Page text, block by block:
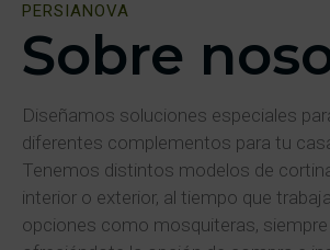
PERSIANOVA
Sobre
Diseñamos soluciones especiales
diferentes complementos para tu
Tenemos distintos modelos de
interior o exterior, al tiempo que
opciones como mosquiteras, siempre